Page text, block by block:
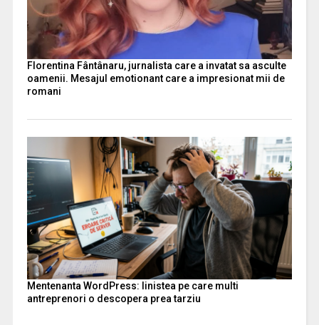
Florentina Fântânaru, jurnalista care a invatat sa asculte
oamenii. Mesajul emotionant care a impresionat mii de
romani
Mentenanta WordPress: linistea pe care multi
antreprenori o descopera prea tarziu